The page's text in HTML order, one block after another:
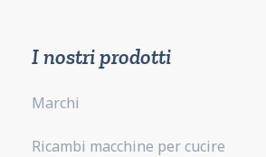
I nostri prodotti
Marchi
Ricambi macchine per cucire